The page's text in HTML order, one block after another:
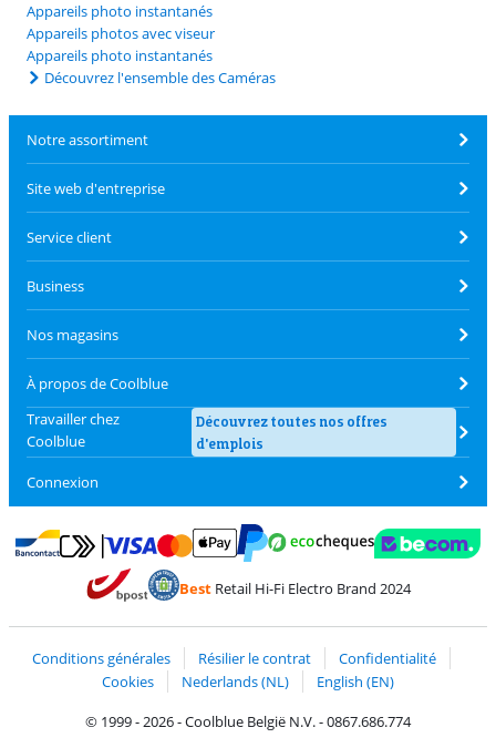
Appareils photo instantanés
Appareils photos avec viseur
Appareils photo instantanés
Découvrez l'ensemble des Caméras
Notre assortiment
Site web d'entreprise
Service client
Business
Nos magasins
À propos de Coolblue
Travailler chez
Coolblue
Découvrez toutes nos offres
d'emplois
Connexion
Payer avec Bancontact
Payer avec MasterCard et Visa via ClickToPay
BestRetail Hi-Fi Electro Brand 2024
Conditions générales Résilier le contrat
Confidentialité
Cookies
Nederlands (NL)
English (EN)
© 1999 - 2026 - Coolblue België N.V. - 0867.686.774